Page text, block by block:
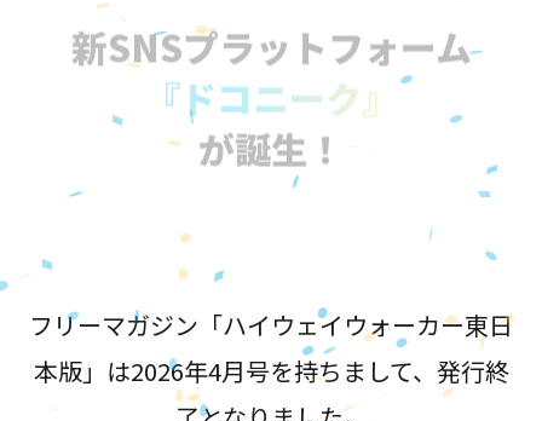
新SNSプラットフォーム
『ドコニーク』
が誕生！
フリーマガジン「ハイウェイウォーカー東日
本版」は2026年4月号を持ちまして、発行終